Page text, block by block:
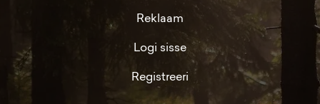
Reklaam
Logi sisse
Registreeri